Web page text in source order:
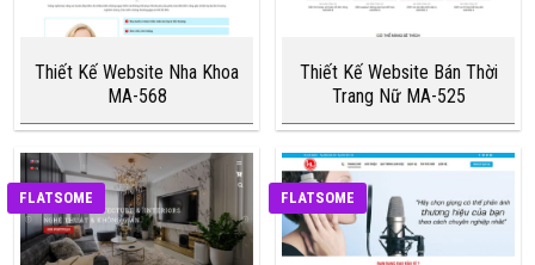
Thiết Kế Website Nha Khoa
MA-568
Thiết Kế Website Bán Thời
Trang Nữ MA-525
FLATSOME FLATSOME